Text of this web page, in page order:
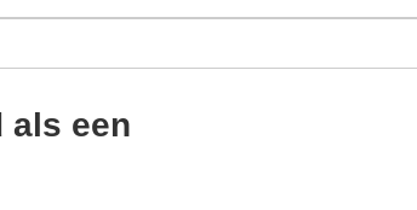
als een